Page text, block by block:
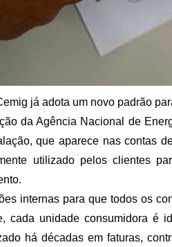
já adota um novo padrão
da Agência Nacional de
que aparece nas contas
utilizado pelos clientes
internas para que todos os
cada unidade consumidora é
há décadas em faturas,